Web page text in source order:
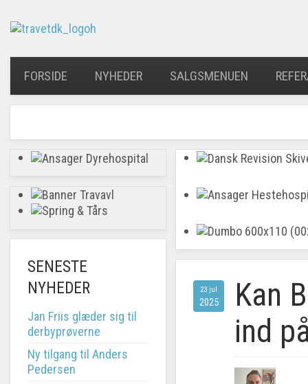
FORSIDE NYHEDER SALGSMENUEN
23 jul
2025
Kan
ind
SENESTE
NYHEDER
Jan Friis glæder sig til
derbyprøverne
Ny tilgang til Anders
Pedersen